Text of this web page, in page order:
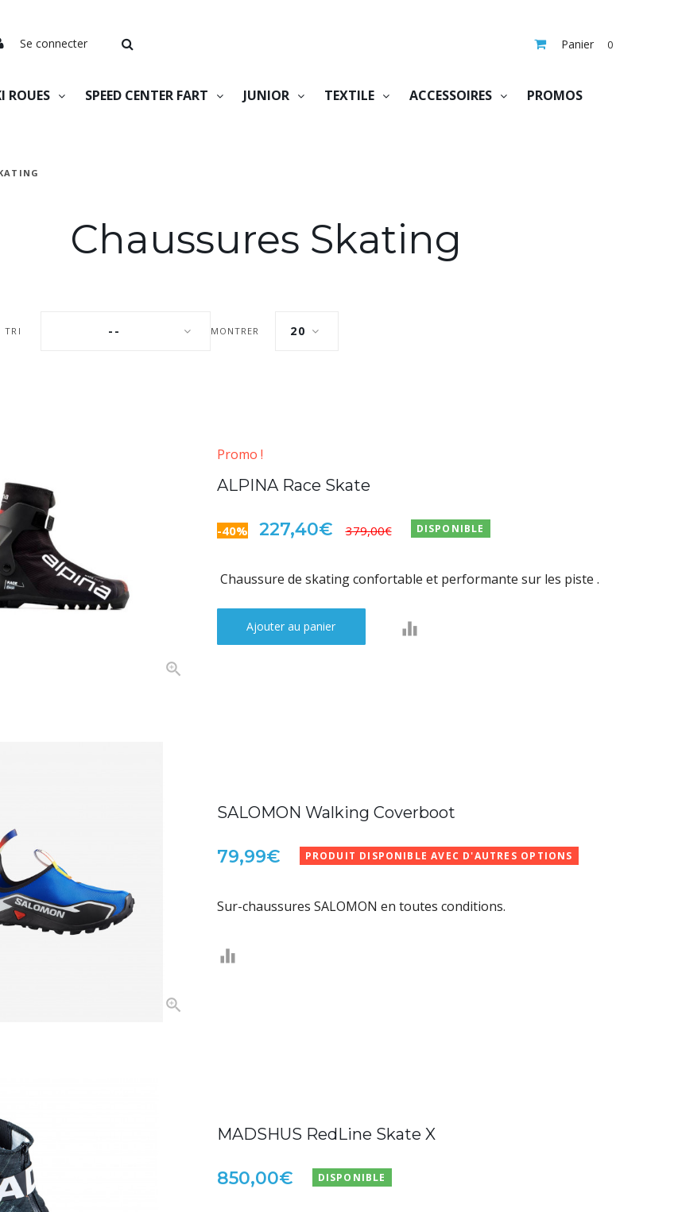
Se connecter Panier 0
ROUES SPEED CENTER FART JUNIOR TEXTILE ACCESSOIRES PROMOS
Chaussures Skating
TRI -- MONTRER 20
Promo !
ALPINA Race Skate
-40% 227,40€ 379,00€ DISPONIBLE
Chaussure de skating confortable et performante sur les piste .
Ajouter au panier
SALOMON Walking Coverboot
79,99€ PRODUIT DISPONIBLE AVEC D'AUTRES OPTIONS
Sur-chaussures SALOMON en toutes conditions.
MADSHUS RedLine Skate X
850,00€ DISPONIBLE